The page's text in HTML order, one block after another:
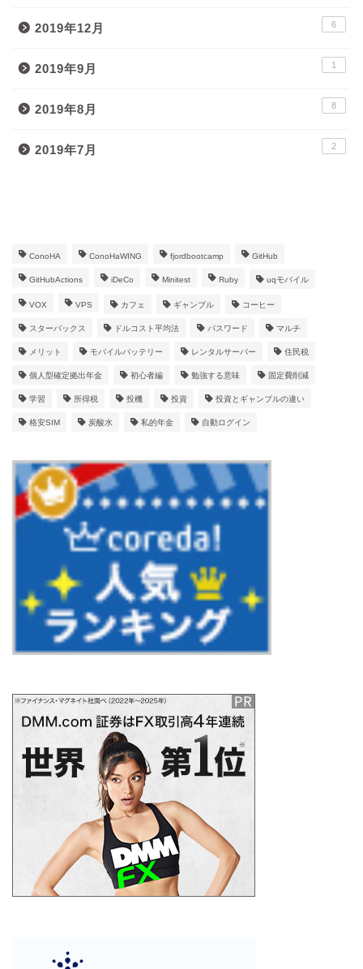
2019年12月 6
2019年9月 1
2019年8月 8
2019年7月 2
ConoHA ConoHaWING fjordbootcamp GitHub
GitHubActions iDeCo Minitest Ruby uqモバイル
VOX VPS カフェ ギャンブル コーヒー
スターバックス ドルコスト平均法 パスワード マルチ
メリット モバイルバッテリー レンタルサーバー 住民税
個人型確定拠出年金 初心者編 勉強する意味 固定費削減
学習 所得税 投機 投資 投資とギャンブルの違い
格安SIM 炭酸水 私的年金 自動ログイン